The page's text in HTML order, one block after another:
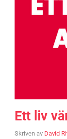
Ett liv
Skriven av David